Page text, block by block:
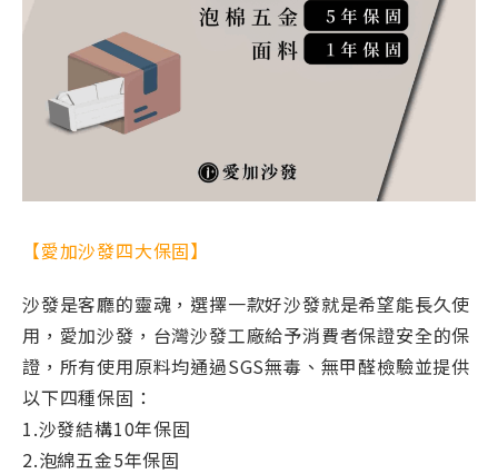
【愛加沙發四大保固】
沙發是客廳的靈魂，選擇一款好沙發就是希望能長久使
用，愛加沙發，台灣沙發工廠給予消費者保證安全的保
證，所有使用原料均通過SGS無毒、無甲醛檢驗並提供
以下四種保固：
1.沙發結構10年保固
2.泡綿五金5年保固